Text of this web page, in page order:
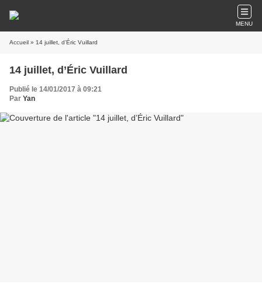
MENU
Accueil » 14 juillet, d’Éric Vuillard
14 juillet, d’Éric Vuillard
Publié le 14/01/2017 à 09:21
Par Yan